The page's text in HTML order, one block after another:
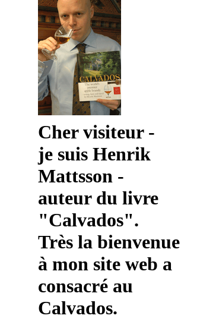
Cher visiteur -
je suis Henrik
Mattsson -
auteur du livre
"Calvados".
Très la bienvenue
à mon site web a
consacré au
Calvados.